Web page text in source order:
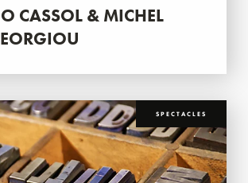
CASSOL & MICHEL
SPECTACLES